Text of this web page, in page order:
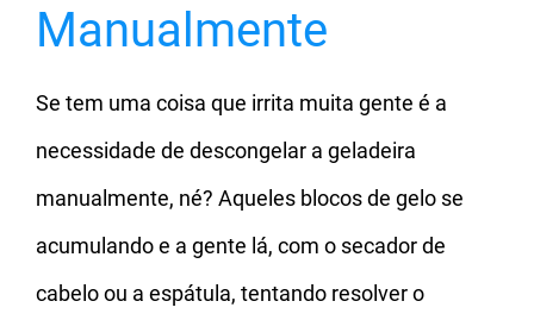
Manualmente
Se tem uma coisa que irrita muita gente é a
necessidade de descongelar a geladeira
manualmente, né? Aqueles blocos de gelo se
acumulando e a gente lá, com o secador de
cabelo ou a espátula, tentando resolver o